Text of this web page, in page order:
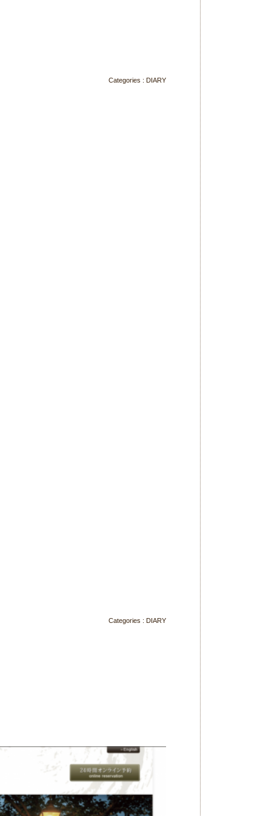
Categories : DIARY
Categories : DIARY